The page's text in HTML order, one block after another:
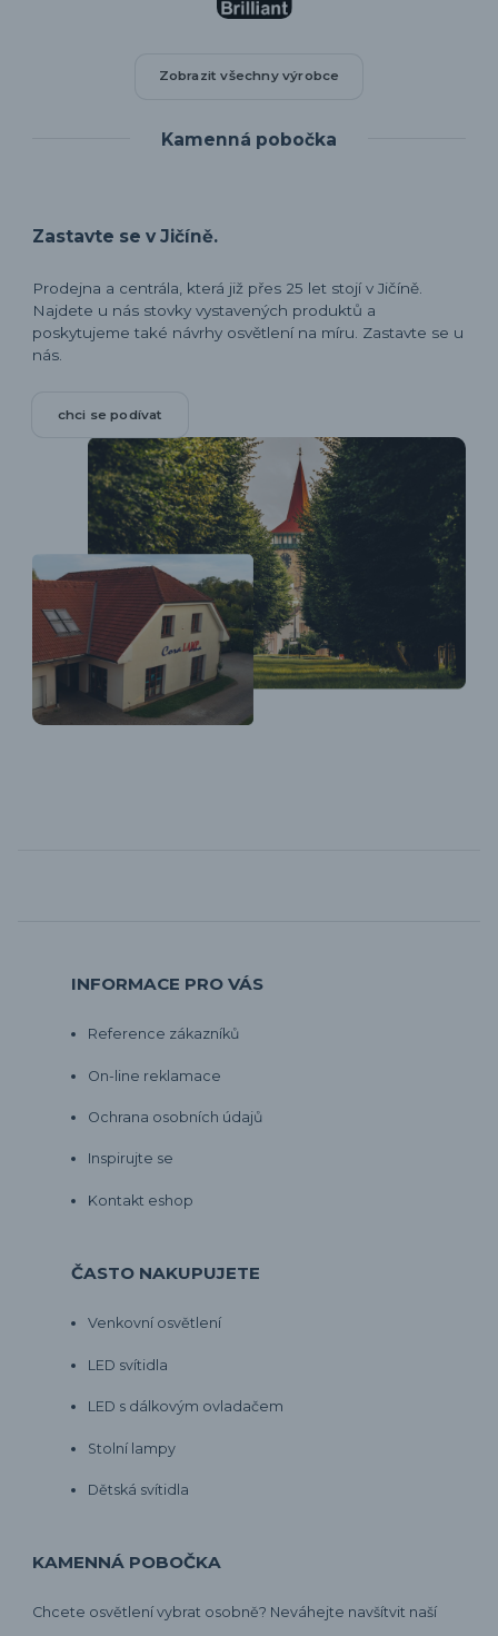
Zobrazit všechny výrobce
Kamenná pobočka
Zastavte se v Jičíně.
Prodejna a centrála, která již přes 25 let stojí v Jičíně.
Najdete u nás stovky vystavených produktů a
poskytujeme také návrhy osvětlení na míru. Zastavte se u
nás.
chci se podívat
INFORMACE PRO VÁS
Reference zákazníků
On-line reklamace
Ochrana osobních údajů
Inspirujte se
Kontakt eshop
ČASTO NAKUPUJETE
Venkovní osvětlení
LED svítidla
LED s dálkovým ovladačem
Stolní lampy
Dětská svítidla
KAMENNÁ POBOČKA
Chcete osvětlení vybrat osobně? Neváhejte navšítvit naší